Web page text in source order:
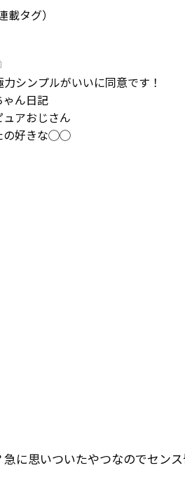
タグ）
シンプルがいいに同意です！
ん日記
アおじさん
の好きな◯◯
に思いついたやつなのでセン